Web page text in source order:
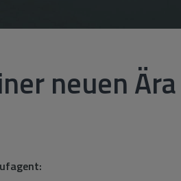
neuen